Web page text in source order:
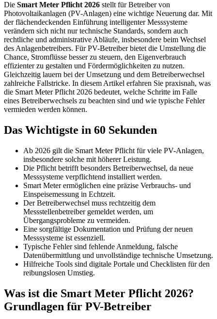
Die Smart Meter Pflicht 2026 stellt für Betreiber von
Photovoltaikanlagen (PV-Anlagen) eine wichtige Neuerung dar. Mit
der flächendeckenden Einführung intelligenter Messsysteme
verändern sich nicht nur technische Standards, sondern auch
rechtliche und administrative Abläufe, insbesondere beim Wechsel
des Anlagenbetreibers. Für PV-Betreiber bietet die Umstellung die
Chance, Stromflüsse besser zu steuern, den Eigenverbrauch
effizienter zu gestalten und Fördermöglichkeiten zu nutzen.
Gleichzeitig lauern bei der Umsetzung und dem Betreiberwechsel
zahlreiche Fallstricke. In diesem Artikel erfahren Sie praxisnah, was
die Smart Meter Pflicht 2026 bedeutet, welche Schritte im Falle
eines Betreiberwechsels zu beachten sind und wie typische Fehler
vermieden werden können.
Das Wichtigste in 60 Sekunden
Ab 2026 gilt die Smart Meter Pflicht für viele PV-Anlagen,
insbesondere solche mit höherer Leistung.
Die Pflicht betrifft besonders Betreiberwechsel, da neue
Messsysteme verpflichtend installiert werden.
Smart Meter ermöglichen eine präzise Verbrauchs- und
Einspeisemessung in Echtzeit.
Der Betreiberwechsel muss rechtzeitig dem
Messstellenbetreiber gemeldet werden, um
Übergangsprobleme zu vermeiden.
Eine sorgfältige Dokumentation und Prüfung der neuen
Messsysteme ist essenziell.
Typische Fehler sind fehlende Anmeldung, falsche
Datenübermittlung und unvollständige technische Umsetzung.
Hilfreiche Tools sind digitale Portale und Checklisten für den
reibungslosen Umstieg.
Was ist die Smart Meter Pflicht 2026?
Grundlagen für PV-Betreiber